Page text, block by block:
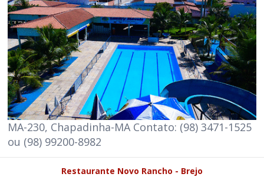
MA-230, Chapadinha-MA Contato: (98) 3471-1525
ou (98) 99200-8982
Restaurante Novo Rancho - Brejo